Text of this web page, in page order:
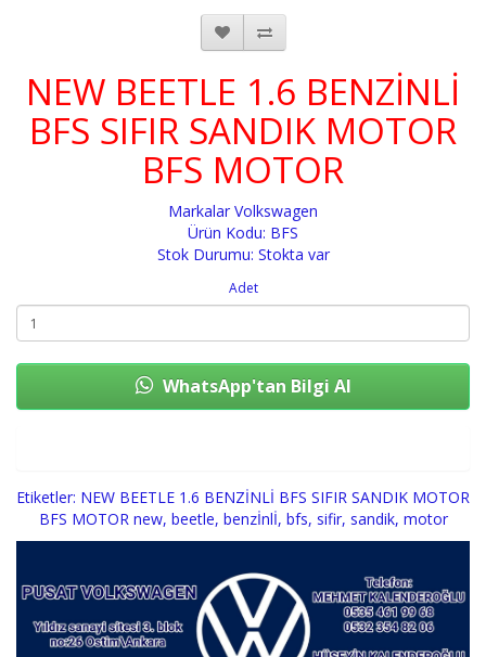
NEW BEETLE 1.6 BENZİNLİ
BFS SIFIR SANDIK MOTOR
BFS MOTOR
Markalar Volkswagen
Ürün Kodu: BFS
Stok Durumu: Stokta var
Adet
WhatsApp'tan Bilgi Al
Etiketler: NEW BEETLE 1.6 BENZİNLİ BFS SIFIR SANDIK MOTOR
BFS MOTOR new, beetle, benzİnlİ, bfs, sifir, sandik, motor